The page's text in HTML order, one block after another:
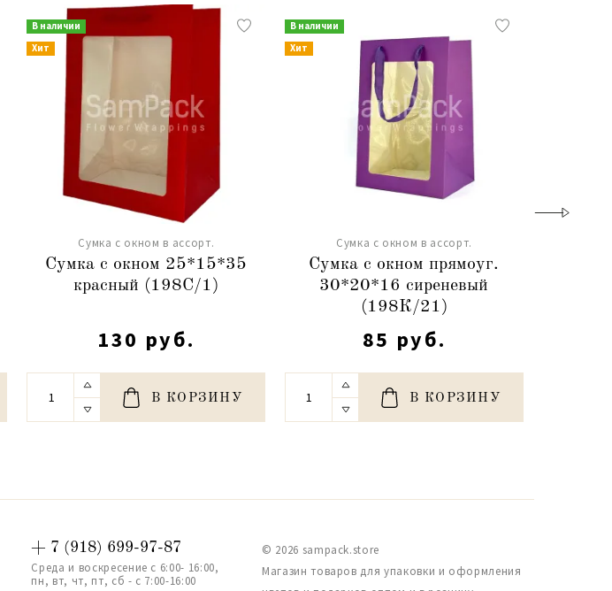
В наличии
Хит
Сумка с окном в ассорт.
Сумка с окном 25*15*35
красный (198C/1)
130 руб.
В КОРЗИНУ
В наличии
Хит
Сумка с окном в ассорт.
Сумка с окном прямоуг.
30*20*16 сиреневый
(198К/21)
85 руб.
В КОРЗИНУ
+ 7 (918) 699-97-87
Среда и воскресение с 6:00- 16:00,
пн, вт, чт, пт, сб - с 7:00-16:00
© 2026 sampack.store
Магазин товаров для упаковки и оформления